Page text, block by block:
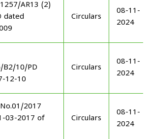
AR13 (2)
dated
Circulars
08-11-
2024
B2/10/PD
12-10
Circulars
08-11-
2024
2017
03-2017 of
Circulars
08-11-
2024